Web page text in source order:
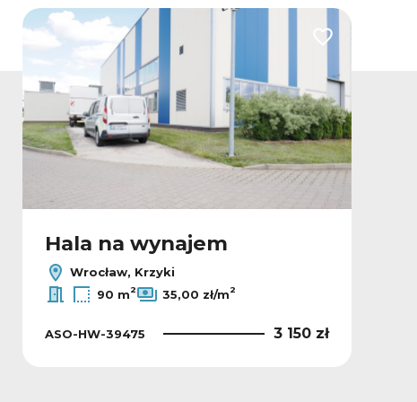
Dodaj do
Hala na wynajem
Wrocław, Krzyki
90 m2 35,00 zł/m2
ASO-HW-39475 3 150 zł